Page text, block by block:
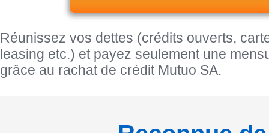
Réunissez vos dettes (crédits ouverts,
leasing etc.) et payez seulement une
grâce au rachat de crédit Mutuo SA.